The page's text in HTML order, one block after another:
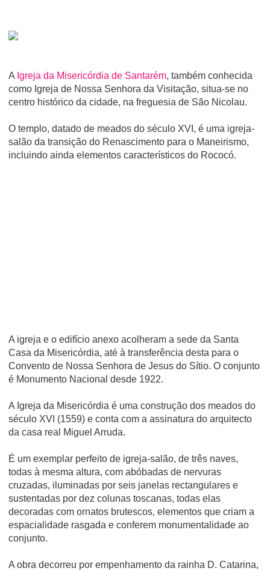
A Igreja da Misericórdia de Santarém, também conhecida
como Igreja de Nossa Senhora da Visitação, situa-se no
centro histórico da cidade, na freguesia de São Nicolau.
O templo, datado de meados do século XVI, é uma igreja-
salão da transição do Renascimento para o Maneirismo,
incluindo ainda elementos caracterí­sticos do Rococó.
A igreja e o edifí­cio anexo acolheram a sede da Santa
Casa da Misericórdia, até à transferência desta para o
Convento de Nossa Senhora de Jesus do Sí­tio. O conjunto
é Monumento Nacional desde 1922.
A Igreja da Misericórdia é uma construção dos meados do
século XVI (1559) e conta com a assinatura do arquitecto
da casa real Miguel Arruda.
É um exemplar perfeito de igreja-salão, de três naves,
todas à mesma altura, com abóbadas de nervuras
cruzadas, iluminadas por seis janelas rectangulares e
sustentadas por dez colunas toscanas, todas elas
decoradas com ornatos brutescos, elementos que criam a
espacialidade rasgada e conferem monumentalidade ao
conjunto.
A obra decorreu por empenhamento da rainha D. Catarina,